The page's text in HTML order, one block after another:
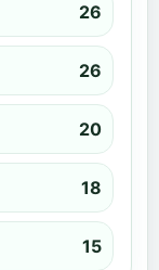
26
26
20
18
15